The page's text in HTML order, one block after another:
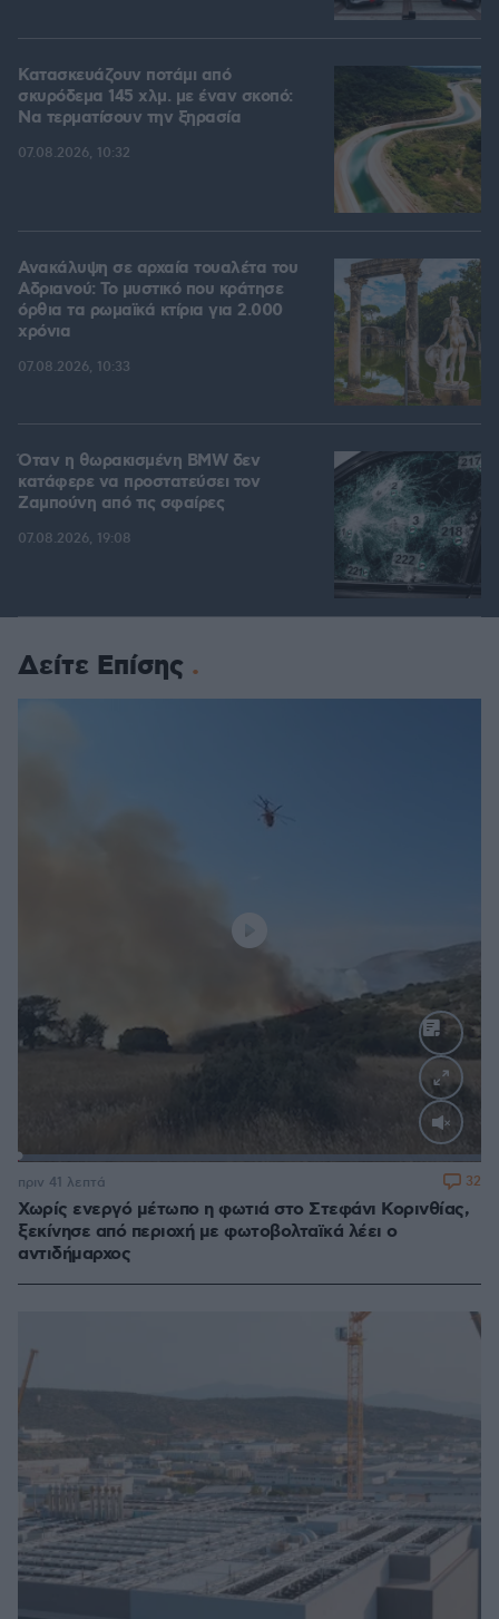
Κατασκευάζουν ποτάμι από
σκυρόδεμα 145 χλμ. με έναν σκοπό:
Να τερματίσουν την ξηρασία
07.08.2026, 10:32
Ανακάλυψη σε αρχαία τουαλέτα του
Αδριανού: Το μυστικό που κράτησε
όρθια τα ρωμαϊκά κτίρια για 2.000
χρόνια
07.08.2026, 10:33
Όταν η θωρακισμένη BMW δεν
κατάφερε να προστατεύσει τον
Ζαμπούνη από τις σφαίρες
07.08.2026, 19:08
Δείτε Επίσης
Loaded:
Χωρίς ενεργό μέτωπο η φωτιά στο Στεφάνι Κορινθίας,
ξεκίνησε από περιοχή με φωτοβολταϊκά λέει ο
αντιδήμαρχος
πριν 41 λεπτά 32